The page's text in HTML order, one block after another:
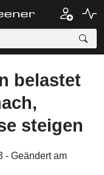
belastet
steigen
- Geändert am